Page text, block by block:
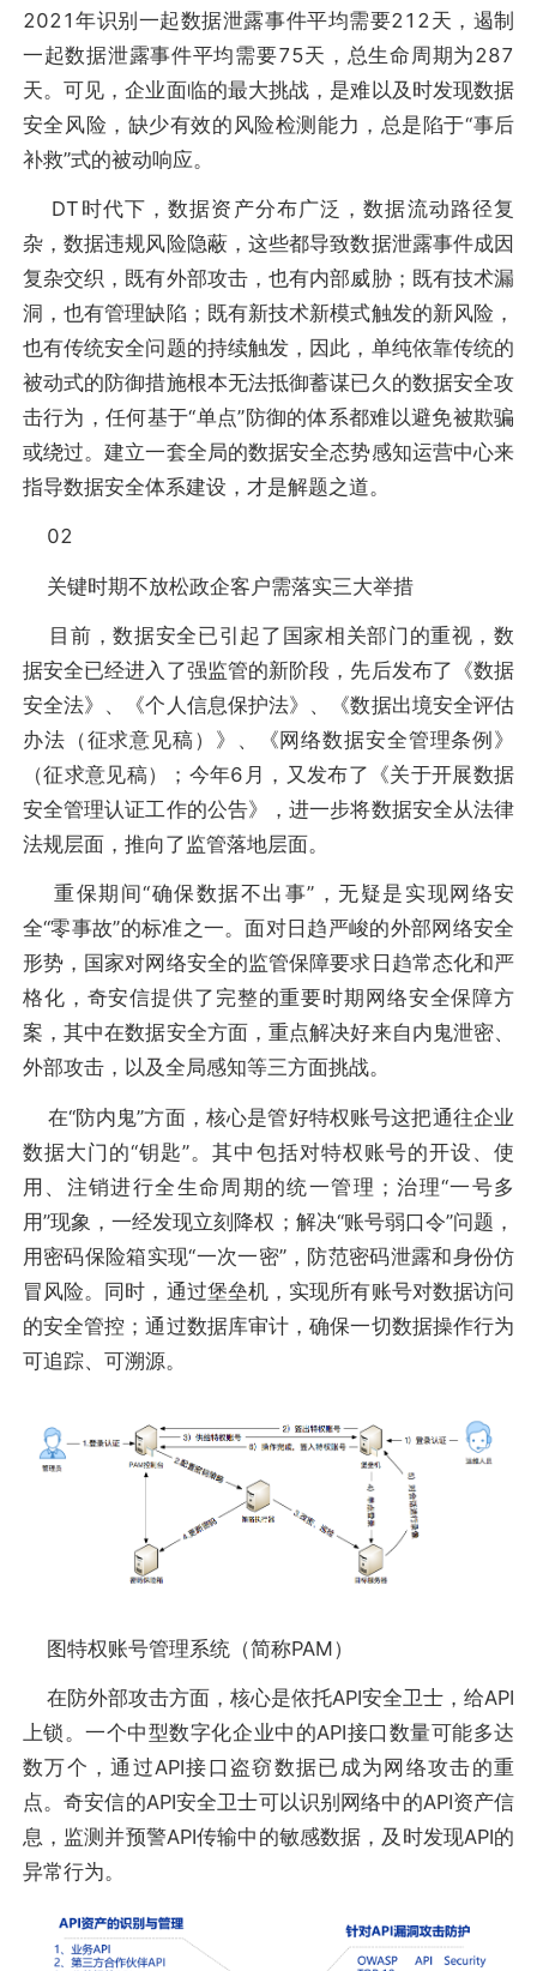
2021年识别一起数据泄露事件平均需要212天，遏制
一起数据泄露事件平均需要75天，总生命周期为287
天。可见，企业面临的最大挑战，是难以及时发现数据
安全风险，缺少有效的风险检测能力，总是陷于“事后
补救”式的被动响应。
DT时代下，数据资产分布广泛，数据流动路径复
杂，数据违规风险隐蔽，这些都导致数据泄露事件成因
复杂交织，既有外部攻击，也有内部威胁；既有技术漏
洞，也有管理缺陷；既有新技术新模式触发的新风险，
也有传统安全问题的持续触发，因此，单纯依靠传统的
被动式的防御措施根本无法抵御蓄谋已久的数据安全攻
击行为，任何基于“单点”防御的体系都难以避免被欺骗
或绕过。建立一套全局的数据安全态势感知运营中心来
指导数据安全体系建设，才是解题之道。
02
关键时期不放松政企客户需落实三大举措
目前，数据安全已引起了国家相关部门的重视，数
据安全已经进入了强监管的新阶段，先后发布了《数据
安全法》、《个人信息保护法》、《数据出境安全评估
办法（征求意见稿）》、《网络数据安全管理条例》
（征求意见稿）；今年6月，又发布了《关于开展数据
安全管理认证工作的公告》，进一步将数据安全从法律
法规层面，推向了监管落地层面。
重保期间“确保数据不出事”，无疑是实现网络安
全“零事故”的标准之一。面对日趋严峻的外部网络安全
形势，国家对网络安全的监管保障要求日趋常态化和严
格化，奇安信提供了完整的重要时期网络安全保障方
案，其中在数据安全方面，重点解决好来自内鬼泄密、
外部攻击，以及全局感知等三方面挑战。
在“防内鬼”方面，核心是管好特权账号这把通往企业
数据大门的“钥匙”。其中包括对特权账号的开设、使
用、注销进行全生命周期的统一管理；治理“一号多
用”现象，一经发现立刻降权；解决“账号弱口令”问题，
用密码保险箱实现“一次一密”，防范密码泄露和身份仿
冒风险。同时，通过堡垒机，实现所有账号对数据访问
的安全管控；通过数据库审计，确保一切数据操作行为
可追踪、可溯源。
图特权账号管理系统（简称PAM）
在防外部攻击方面，核心是依托API安全卫士，给API
上锁。一个中型数字化企业中的API接口数量可能多达
数万个，通过API接口盗窃数据已成为网络攻击的重
点。奇安信的API安全卫士可以识别网络中的API资产信
息，监测并预警API传输中的敏感数据，及时发现API的
异常行为。